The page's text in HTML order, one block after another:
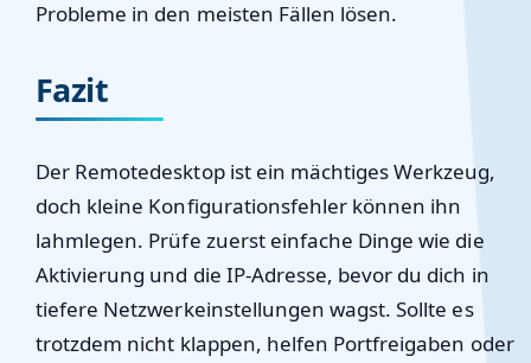
Probleme in den meisten Fällen lösen.
Fazit
Der Remotedesktop ist ein mächtiges Werkzeug,
doch kleine Konfigurationsfehler können ihn
lahmlegen. Prüfe zuerst einfache Dinge wie die
Aktivierung und die IP-Adresse, bevor du dich in
tiefere Netzwerkeinstellungen wagst. Sollte es
trotzdem nicht klappen, helfen Portfreigaben oder